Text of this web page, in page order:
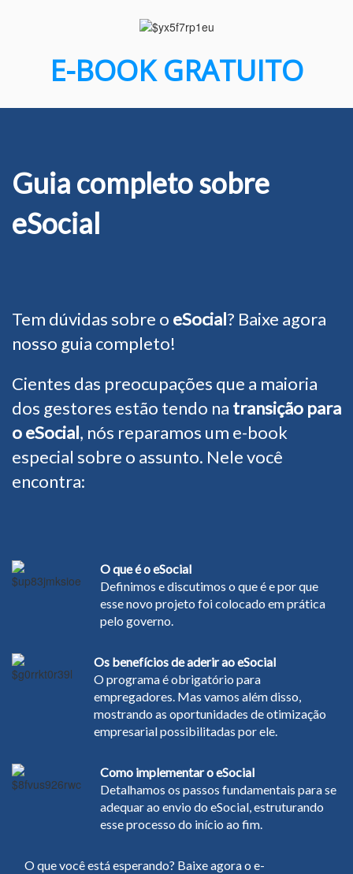
E-BOOK GRATUITO
Guia completo sobre
eSocial
Tem dúvidas sobre o eSocial? Baixe agora
nosso guia completo!
Cientes das preocupações que a maioria
dos gestores estão tendo na transição para
o eSocial, nós reparamos um e-book
especial sobre o assunto. Nele você
encontra:
O que é o eSocial
Definimos e discutimos o que é e por que
esse novo projeto foi colocado em prática
pelo governo.
Os benefícios de aderir ao eSocial
O programa é obrigatório para
empregadores. Mas vamos além disso,
mostrando as oportunidades de otimização
empresarial possibilitadas por ele.
Como implementar o eSocial
Detalhamos os passos fundamentais para se
adequar ao envio do eSocial, estruturando
esse processo do início ao fim.
O que você está esperando? Baixe agora o e-